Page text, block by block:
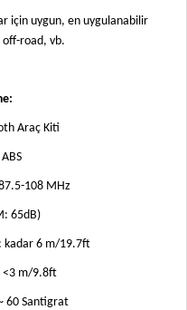
için uygun, en uygulanabilir
road, vb.
Araç Kiti
108 MHz
65dB)
kadar 6 m/19.7ft
<3 m/9.8ft
~ 60 Santigrat